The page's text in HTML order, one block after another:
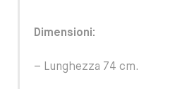
Dimensioni:
– Lunghezza 74 cm.